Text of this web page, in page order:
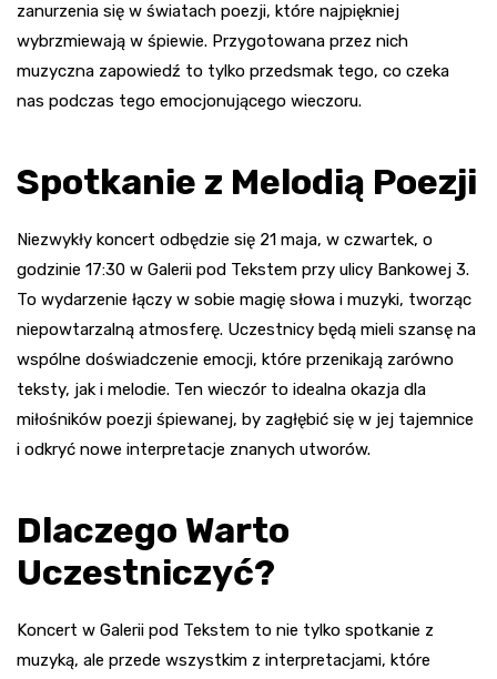
zanurzenia się w światach poezji, które najpiękniej
wybrzmiewają w śpiewie. Przygotowana przez nich
muzyczna zapowiedź to tylko przedsmak tego, co czeka
nas podczas tego emocjonującego wieczoru.
Spotkanie z Melodią Poezji
Niezwykły koncert odbędzie się 21 maja, w czwartek, o
godzinie 17:30 w Galerii pod Tekstem przy ulicy Bankowej 3.
To wydarzenie łączy w sobie magię słowa i muzyki, tworząc
niepowtarzalną atmosferę. Uczestnicy będą mieli szansę na
wspólne doświadczenie emocji, które przenikają zarówno
teksty, jak i melodie. Ten wieczór to idealna okazja dla
miłośników poezji śpiewanej, by zagłębić się w jej tajemnice
i odkryć nowe interpretacje znanych utworów.
Dlaczego Warto
Uczestniczyć?
Koncert w Galerii pod Tekstem to nie tylko spotkanie z
muzyką, ale przede wszystkim z interpretacjami, które